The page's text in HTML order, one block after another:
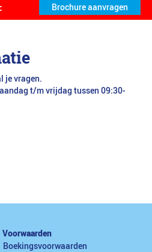
je vragen.
t/m vrijdag tussen 09:30-
Voorwaarden
Boekingsvoorwaarden